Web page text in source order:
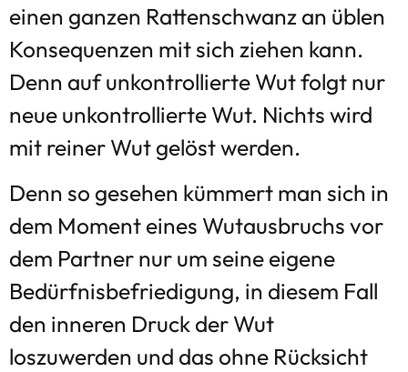
einen ganzen Rattenschwanz an üblen
Konsequenzen mit sich ziehen kann.
Denn auf unkontrollierte Wut folgt nur
neue unkontrollierte Wut. Nichts wird
mit reiner Wut gelöst werden.
Denn so gesehen kümmert man sich in
dem Moment eines Wutausbruchs vor
dem Partner nur um seine eigene
Bedürfnisbefriedigung, in diesem Fall
den inneren Druck der Wut
loszuwerden und das ohne Rücksicht